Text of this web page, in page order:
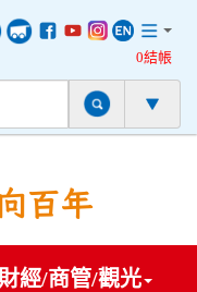
0結帳
百年
財經/商管/觀光